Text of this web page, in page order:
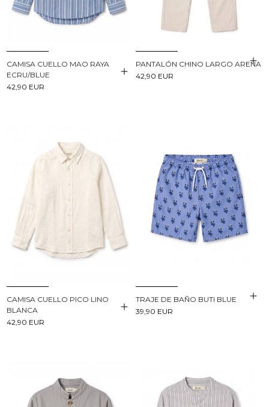
CAMISA CUELLO MAO RAYA
ECRU/BLUE
42,90 EUR
PANTALÓN CHINO LARGO ARENA
42,90 EUR
CAMISA CUELLO PICO LINO
BLANCA
42,90 EUR
TRAJE DE BAÑO BUTI BLUE
39,90 EUR